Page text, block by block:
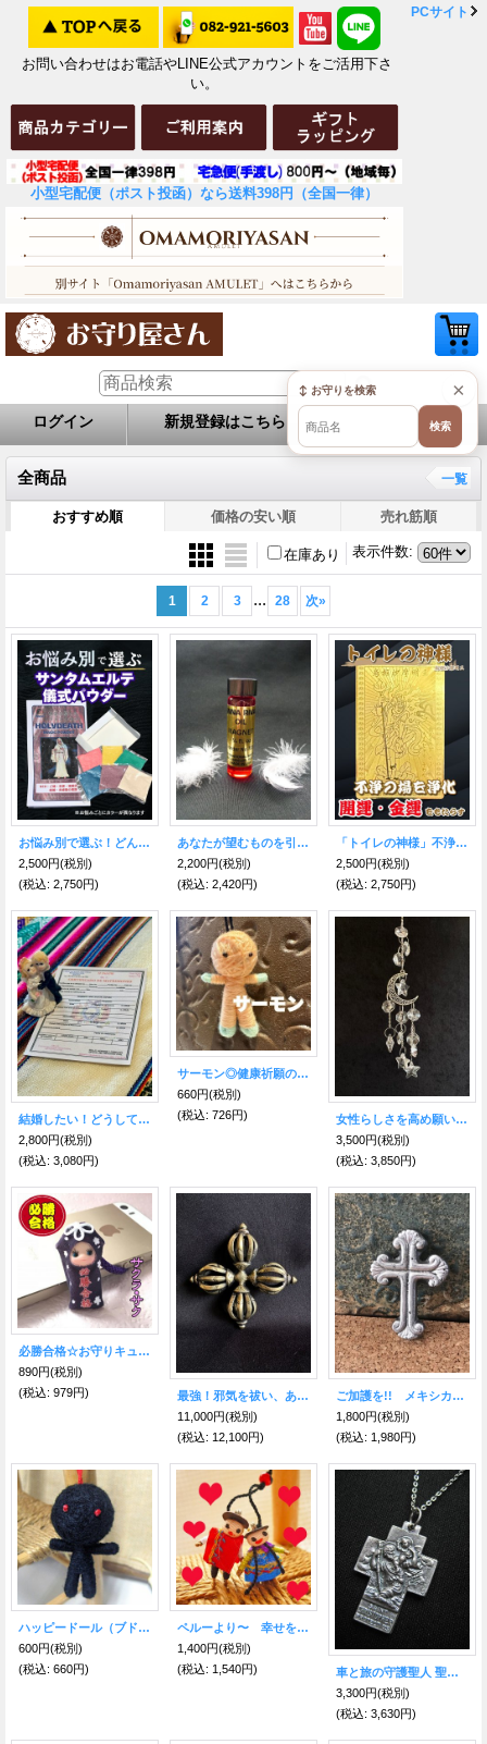
お問い合わせはお電話やLINE公式アカウントをご活用下さ
い。
小型宅配便（ポスト投函）なら送料398円（全国一律）
PCサイト
ログイン 新規登録はこちら お問い合せ
全商品 一覧
おすすめ順 価格の安い順 売れ筋順
表示件数:
在庫あり
1 2 3 ... 28 次»
お悩み別で選ぶ！どんな願いも叶えるといわれる★サンタ・ムエルテ儀式パウダー
2,500円(税別)
(税込: 2,750円)
あなたが望むものを引き寄せて離さない！魔術オイル Magnet（マグネット）
2,200円(税別)
(税込: 2,420円)
「トイレの神様」不浄を焼き尽くし浄化！開運・金運をもたらす★烏枢沙摩明王（うすさまみょうおう）護符
2,500円(税別)
(税込: 2,750円)
結婚したい！どうしても！ボリビア ウエディングカップル人形＆ミニチュア結婚証明書SET♥ エケコ人形小物＜結婚・絆を深める＞
2,800円(税別)
(税込: 3,080円)
サーモン◎健康祈願のお靴を履いたハッピードール（ブドゥー人形）◎厄を食べて幸運を招くお守り◎
660円(税別)
(税込: 726円)
女性らしさを高め願いを叶える♪クレセント・サン・キャッチャーS 幸運を呼ぶ♪光のおまじない
3,500円(税別)
(税込: 3,850円)
必勝合格☆お守りキューピー【お守り屋さん限定】
890円(税別)
(税込: 979円)
最強！邪気を祓い、あらゆる事を成功・成就させる！チベットの開運密教法具 ダブルドルジェ
11,000円(税別)
(税込: 12,100円)
ご加護を!! メキシカンピュータークロス 十字架
1,800円(税別)
(税込: 1,980円)
ハッピードール（ブドゥー人形） ブラック（災いを食べてくれる）
600円(税別)
(税込: 660円)
ペルーより〜 幸せを運ぶ♪チャンカな妖精【FMヨコハマ LUCKY ME 紹介商品】
1,400円(税別)
(税込: 1,540円)
車と旅の守護聖人 聖クリストファー・メダイネックレス
3,300円(税別)
(税込: 3,630円)
×
↕ お守りを検索
検索